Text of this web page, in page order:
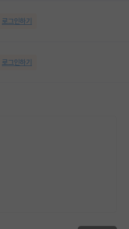
로그인하기
로그인하기